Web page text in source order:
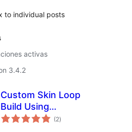
to individual posts
activas
3.4.2
Custom Skin Loop
Build Using
Elementor (HTML)
(2total
de
)